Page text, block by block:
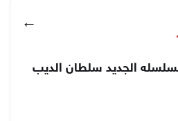
←
الجديد سلطان الديب